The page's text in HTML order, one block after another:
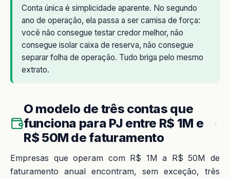
Conta única é simplicidade aparente. No segundo
ano de operação, ela passa a ser camisa de força:
você não consegue testar credor melhor, não
consegue isolar caixa de reserva, não consegue
separar folha de operação. Tudo briga pelo mesmo
extrato.
O modelo de três contas que
funciona para PJ entre R$ 1M e
R$ 50M de faturamento
Empresas que operam com R$ 1M a R$ 50M de
faturamento anual encontram, sem exceção, três